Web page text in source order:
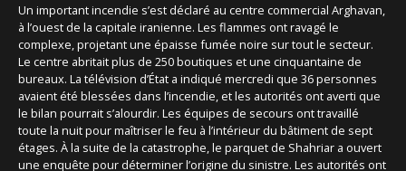
Un important incendie s’est déclaré au centre commercial Arghavan,
à l’ouest de la capitale iranienne. Les flammes ont ravagé le
complexe, projetant une épaisse fumée noire sur tout le secteur.
Le centre abritait plus de 250 boutiques et une cinquantaine de
bureaux. La télévision d’État a indiqué mercredi que 36 personnes
avaient été blessées dans l’incendie, et les autorités ont averti que
le bilan pourrait s’alourdir. Les équipes de secours ont travaillé
toute la nuit pour maîtriser le feu à l’intérieur du bâtiment de sept
étages. À la suite de la catastrophe, le parquet de Shahriar a ouvert
une enquête pour déterminer l’origine du sinistre. Les autorités ont